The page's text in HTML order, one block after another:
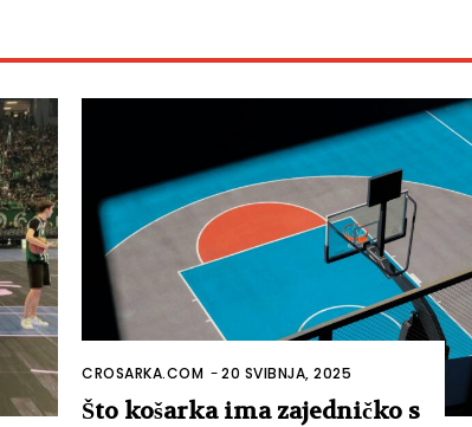
CROSARKA.COM -20 SVIBNJA, 2025
Što košarka ima zajedničko s